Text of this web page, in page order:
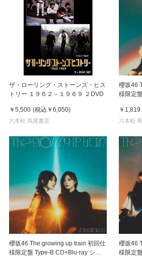
ザ・ローリング・ストーンズ・ヒス
トリー １９６２－１９６９ ２DVD
￥5,500 (税込 ￥6,050)
六本松 蔦屋書店
櫻坂46
様限定
￥1,819
六本松
櫻坂46 The growing up train 初回仕
様限定盤 Type-B CD+Blu-ray シン
櫻坂46
様限定